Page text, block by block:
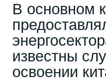
В основном
известны
освоении